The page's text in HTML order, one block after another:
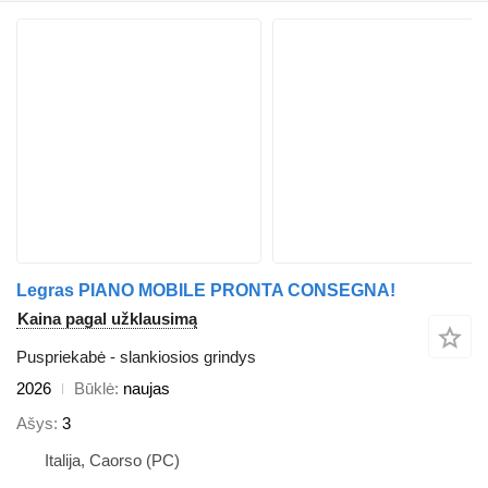
Legras PIANO MOBILE PRONTA CONSEGNA!
Kaina pagal užklausimą
Puspriekabė - slankiosios grindys
2026
Būklė naujas
Ašys 3
Italija, Caorso (PC)